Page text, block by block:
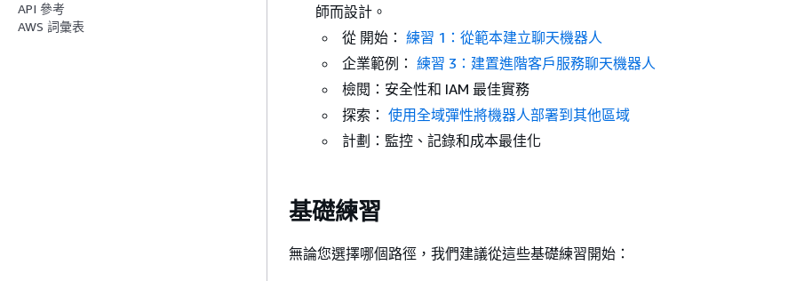
API 參考
AWS 詞彙表
師而設計。
從 開始： 練習 1：從範本建立聊天機器人
企業範例： 練習 3：建置進階客戶服務聊天機器人
檢閱：安全性和 IAM 最佳實務
探索： 使用全域彈性將機器人部署到其他區域
計劃：監控、記錄和成本最佳化
基礎練習
無論您選擇哪個路徑，我們建議從這些基礎練習開始：